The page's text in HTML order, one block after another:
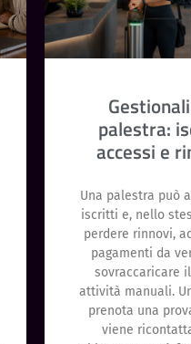
palestra:
accessi e
Una palestra può
iscritti e, nello
perdere rinnovi,
pagamenti da
sovraccaricare
attività manuali.
prenota una
viene